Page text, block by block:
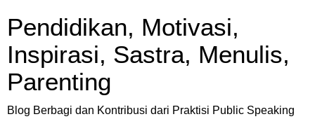
Pendidikan, Motivasi,
Inspirasi, Sastra, Menulis,
Parenting
Blog Berbagi dan Kontribusi dari Praktisi Public Speaking